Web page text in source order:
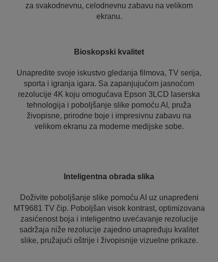
za svakodnevnu, celodnevnu zabavu na velikom
ekranu.
Bioskopski kvalitet
Unapredite svoje iskustvo gledanja filmova, TV serija,
sporta i igranja igara. Sa zapanjujućom jasnoćom
rezolucije 4K koju omogućava Epson 3LCD laserska
tehnologija i poboljšanje slike pomoću AI, pruža
živopisne, prirodne boje i impresivnu zabavu na
velikom ekranu za moderne medijske sobe.
Inteligentna obrada slika
Doživite poboljšanje slike pomoću AI uz unapređeni
MT9681 TV čip. Poboljšan visok kontrast, optimizovana
zasićenost boja i inteligentno uvećavanje rezolucije
sadržaja niže rezolucije zajedno unapređuju kvalitet
slike, pružajući oštrije i živopisnije vizuelne prikaze.